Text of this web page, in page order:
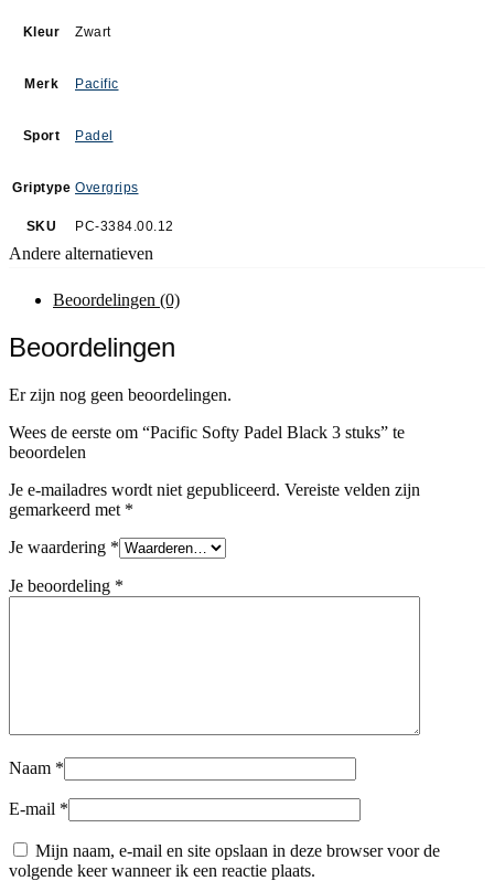
Kleur Zwart
Merk Pacific
Sport Padel
Griptype Overgrips
SKU PC-3384.00.12
Andere alternatieven
Beoordelingen (0)
Beoordelingen
Er zijn nog geen beoordelingen.
Wees de eerste om “Pacific Softy Padel Black 3 stuks” te
beoordelen
Je e-mailadres wordt niet gepubliceerd. Vereiste velden zijn
gemarkeerd met *
Je waardering *
Je beoordeling *
Naam *
E-mail *
Mijn naam, e-mail en site opslaan in deze browser voor de
volgende keer wanneer ik een reactie plaats.